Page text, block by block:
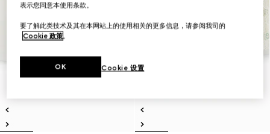
表示您同意本使用条款。
要了解此类技术及其在本网站上的使用相关的更多信息，请参阅我司的
Cookie 政策。
Cookie 设置
OK